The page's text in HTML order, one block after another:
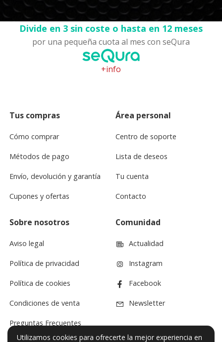
Divide en 3 sin coste o hasta en 12 meses
por una pequeña cuota al mes con seQura
+info
Tus compras
Cómo comprar
Métodos de pago
Envío, devolución y garantía
Cupones y ofertas
Área personal
Centro de soporte
Lista de deseos
Tu cuenta
Contacto
Sobre nosotros
Aviso legal
Política de privacidad
Política de cookies
Condiciones de venta
Preguntas Frecuentes
Comunidad
Actualidad
Instagram
Facebook
Newsletter
Utilizamos cookies para ofrecerte la mejor experiencia en